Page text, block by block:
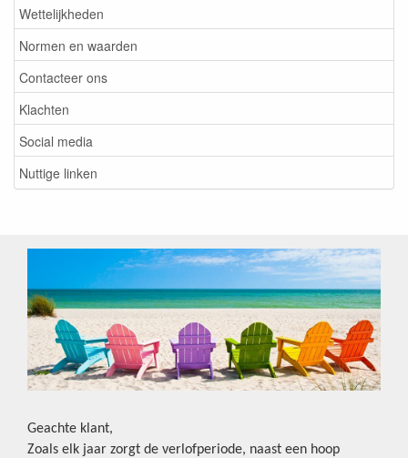
Wettelijkheden
Normen en waarden
Contacteer ons
Klachten
Social media
Nuttige linken
Geachte klant,
Zoals elk jaar zorgt de verlofperiode, naast een hoop